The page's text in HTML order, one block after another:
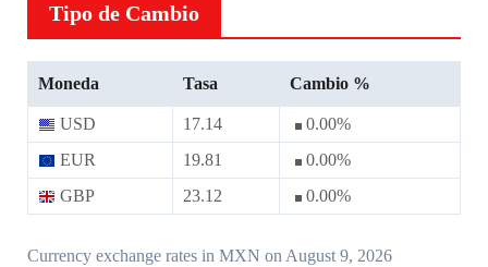
Tipo de Cambio
Moneda Tasa Cambio %
USD 17.14 0.00%
EUR
19.81 0.00%
GBP
23.12 0.00%
Currency exchange rates in MXN on August 9, 2026